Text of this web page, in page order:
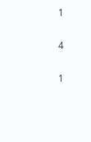
1
4
1